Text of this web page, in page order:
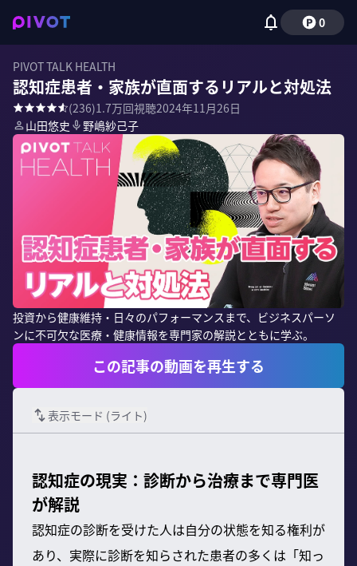
0
PIVOT TALK HEALTH
認知症患者・家族が直面するリアルと対処法
(236)1.7万回視聴2024年11月26日
山田悠史
野嶋紗己子
投資から健康維持・日々のパフォーマンスまで、ビジネスパーソ
ンに不可欠な医療・健康情報を専門家の解説とともに学ぶ。
この記事の動画を再生する
表示モード (ライト)
認知症の現実：診断から治療まで専門医
が解説
認知症の診断を受けた人は自分の状態を知る権利が
あり、実際に診断を知らされた患者の多くは「知っ